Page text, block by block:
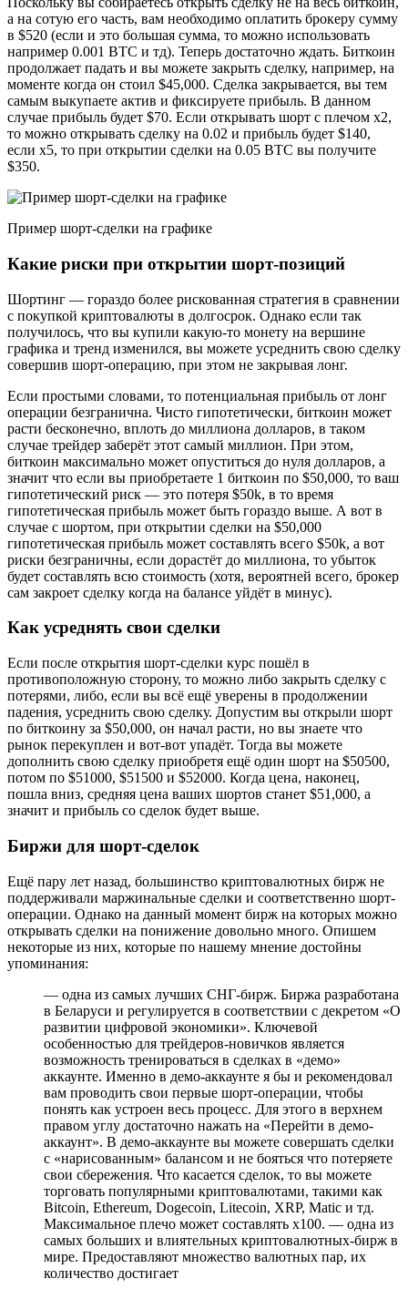
а на сотую его часть, вам необходимо оплатить брокеру сумму
в $520 (если и это большая сумма, то можно использовать
например 0.001 BTC и тд). Теперь достаточно ждать. Биткоин
продолжает падать и вы можете закрыть сделку, например, на
моменте когда он стоил $45,000. Сделка закрывается, вы тем
самым выкупаете актив и фиксируете прибыль. В данном
случае прибыль будет $70. Если открывать шорт с плечом х2,
то можно открывать сделку на 0.02 и прибыль будет $140,
если x5, то при открытии сделки на 0.05 BTC вы получите
$350.
Пример шорт-сделки на графике
Какие риски при открытии шорт-позиций
Шортинг — гораздо более рискованная стратегия в сравнении
с покупкой криптовалюты в долгосрок. Однако если так
получилось, что вы купили какую-то монету на вершине
графика и тренд изменился, вы можете усреднить свою сделку
совершив шорт-операцию, при этом не закрывая лонг.
Если простыми словами, то потенциальная прибыль от лонг
операции безгранична. Чисто гипотетически, биткоин может
расти бесконечно, вплоть до миллиона долларов, в таком
случае трейдер заберёт этот самый миллион. При этом,
биткоин максимально может опуститься до нуля долларов, а
значит что если вы приобретаете 1 биткоин по $50,000, то ваш
гипотетический риск — это потеря $50k, в то время
гипотетическая прибыль может быть гораздо выше. А вот в
случае с шортом, при открытии сделки на $50,000
гипотетическая прибыль может составлять всего $50k, а вот
риски безграничны, если дорастёт до миллиона, то убыток
будет составлять всю стоимость (хотя, вероятней всего, брокер
сам закроет сделку когда на балансе уйдёт в минус).
Как усреднять свои сделки
Если после открытия шорт-сделки курс пошёл в
противоположную сторону, то можно либо закрыть сделку с
потерями, либо, если вы всё ещё уверены в продолжении
падения, усреднить свою сделку. Допустим вы открыли шорт
по биткоину за $50,000, он начал расти, но вы знаете что
рынок перекуплен и вот-вот упадёт. Тогда вы можете
дополнить свою сделку приобретя ещё один шорт на $50500,
потом по $51000, $51500 и $52000. Когда цена, наконец,
пошла вниз, средняя цена ваших шортов станет $51,000, а
значит и прибыль со сделок будет выше.
Биржи для шорт-сделок
Ещё пару лет назад, большинство криптовалютных бирж не
поддерживали маржинальные сделки и соответственно шорт-
операции. Однако на данный момент бирж на которых можно
открывать сделки на понижение довольно много. Опишем
некоторые из них, которые по нашему мнение достойны
упоминания:
— одна из самых лучших СНГ-бирж. Биржа разработана
в Беларуси и регулируется в соответствии с декретом «О
развитии цифровой экономики». Ключевой
особенностью для трейдеров-новичков является
возможность тренироваться в сделках в «демо»
аккаунте. Именно в демо-аккаунте я бы и рекомендовал
вам проводить свои первые шорт-операции, чтобы
понять как устроен весь процесс. Для этого в верхнем
правом углу достаточно нажать на «Перейти в демо-
аккаунт». В демо-аккаунте вы можете совершать сделки
с «нарисованным» балансом и не бояться что потеряете
свои сбережения. Что касается сделок, то вы можете
торговать популярными криптовалютами, такими как
Bitcoin, Ethereum, Dogecoin, Litecoin, XRP, Matic и тд.
Максимальное плечо может составлять х100. — одна из
самых больших и влиятельных криптовалютных-бирж в
мире. Предоставляют множество валютных пар, их
количество достигает